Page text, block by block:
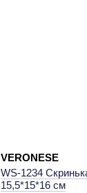
VERONESE
WS-1234
15,5*15*16 см